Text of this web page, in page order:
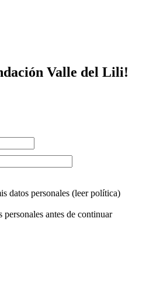
Valle del Lili!
datos personales (leer política)
antes de continuar